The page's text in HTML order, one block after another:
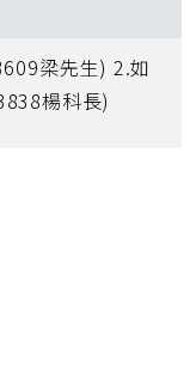
梁先生) 2.如
楊科長)